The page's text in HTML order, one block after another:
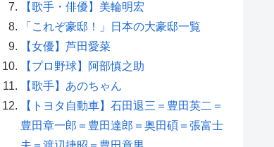
【歌手・俳優】美輪明宏
「これぞ豪邸！」日本の大豪邸一覧
【女優】芦田愛菜
【プロ野球】阿部慎之助
【歌手】あのちゃん
【トヨタ自動車】石田退三＝豊田英二＝
豊田章一郎＝豊田達郎＝奥田碩＝張富士